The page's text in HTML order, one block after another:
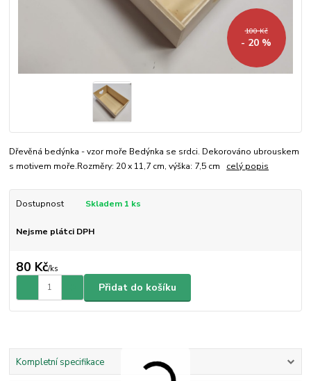
100 Kč
- 20 %
Dřevěná bedýnka - vzor moře Bedýnka se srdci. Dekorováno ubrouskem
s motivem moře.Rozměry: 20 x 11,7 cm, výška: 7,5 cm celý popis
Dostupnost Skladem 1 ks
Nejsme plátci DPH
80 Kč/ks
Přidat do košíku
Kompletní specifikace